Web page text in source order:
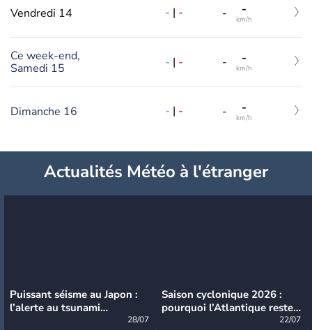
Vendredi 14 - | - - -
km/h
Ce week-end,
Samedi 15
- | - - -
km/h
Dimanche 16 - | - - -
km/h
Actualités Météo à l'étranger
Puissant séisme au Japon :
l’alerte au tsunami
28/07
Saison cyclonique 2026 :
pourquoi l’Atlantique reste
22/07